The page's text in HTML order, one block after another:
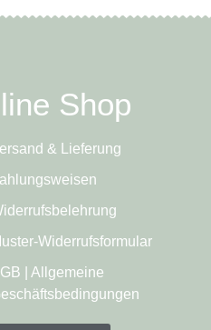
Shop
& Lieferung
Widerrufsformular
| Allgemeine